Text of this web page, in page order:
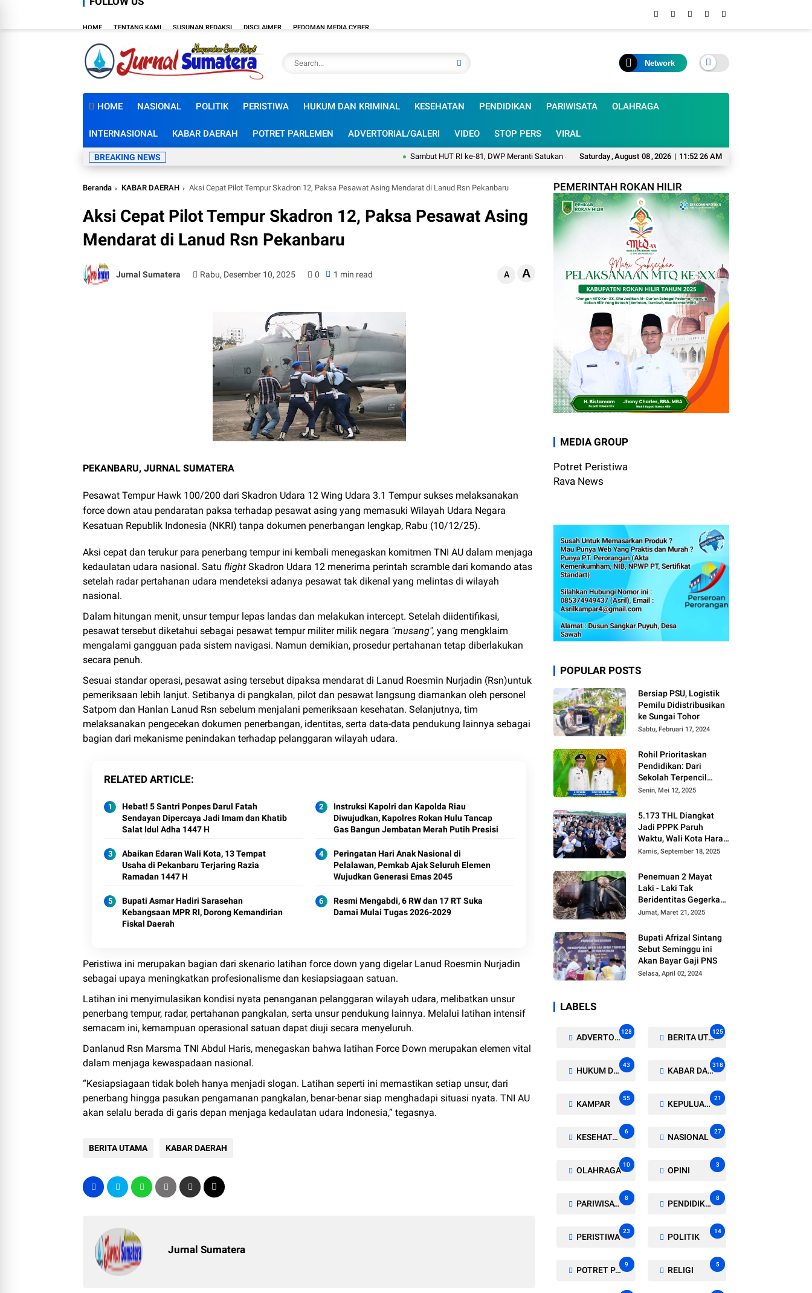
HOME TENTANG KAMI SUSUNAN REDAKSI DISCLAIMER PEDOMAN MEDIA CYBER
Network
HOME NASIONAL POLITIK PERISTIWA HUKUM DAN KRIMINAL KESEHATAN PENDIDIKAN PARIWISATA OLAHRAGA
INTERNASIONAL KABAR DAERAH POTRET PARLEMEN ADVERTORIAL/GALERI VIDEO STOP PERS VIRAL
Saturday,August 08,2026 | 11:52 27 AM
BREAKING NEWS Sambut HUT RI ke-81, DWP Meranti Satukan Semangat Ibu-Ibu OPD Lewat Senam dan Perlombaan
Beranda KABAR DAERAH Aksi Cepat Pilot Tempur Skadron 12, Paksa Pesawat Asing Mendarat di Lanud Rsn Pekanbaru
Aksi Cepat Pilot Tempur Skadron 12, Paksa Pesawat Asing
Mendarat di Lanud Rsn Pekanbaru
Jurnal Sumatera Rabu, Desember 10, 2025 0 1 min read A A
PEKANBARU, JURNAL SUMATERA
Pesawat Tempur Hawk 100/200 dari Skadron Udara 12 Wing Udara 3.1 Tempur sukses melaksanakan
force down atau pendaratan paksa terhadap pesawat asing yang memasuki Wilayah Udara Negara
Kesatuan Republik Indonesia (NKRI) tanpa dokumen penerbangan lengkap, Rabu (10/12/25).
Aksi cepat dan terukur para penerbang tempur ini kembali menegaskan komitmen TNI AU dalam menjaga
kedaulatan udara nasional. Satu flight Skadron Udara 12 menerima perintah scramble dari komando atas
setelah radar pertahanan udara mendeteksi adanya pesawat tak dikenal yang melintas di wilayah
nasional.
Dalam hitungan menit, unsur tempur lepas landas dan melakukan intercept. Setelah diidentifikasi,
pesawat tersebut diketahui sebagai pesawat tempur militer milik negara "musang", yang mengklaim
mengalami gangguan pada sistem navigasi. Namun demikian, prosedur pertahanan tetap diberlakukan
secara penuh.
Sesuai standar operasi, pesawat asing tersebut dipaksa mendarat di Lanud Roesmin Nurjadin (Rsn)untuk
pemeriksaan lebih lanjut. Setibanya di pangkalan, pilot dan pesawat langsung diamankan oleh personel
Satpom dan Hanlan Lanud Rsn sebelum menjalani pemeriksaan kesehatan. Selanjutnya, tim
melaksanakan pengecekan dokumen penerbangan, identitas, serta data-data pendukung lainnya sebagai
bagian dari mekanisme penindakan terhadap pelanggaran wilayah udara.
RELATED ARTICLE
Hebat! 5 Santri Ponpes Darul Fatah
Sendayan Dipercaya Jadi Imam dan Khatib
Salat Idul Adha 1447 H
Instruksi Kapolri dan Kapolda Riau
Diwujudkan, Kapolres Rokan Hulu Tancap
Gas Bangun Jembatan Merah Putih Presisi
Abaikan Edaran Wali Kota, 13 Tempat
Usaha di Pekanbaru Terjaring Razia
Ramadan 1447 H
Peringatan Hari Anak Nasional di
Pelalawan, Pemkab Ajak Seluruh Elemen
Wujudkan Generasi Emas 2045
Bupati Asmar Hadiri Sarasehan
Kebangsaan MPR RI, Dorong Kemandirian
Fiskal Daerah
Resmi Mengabdi, 6 RW dan 17 RT Suka
Damai Mulai Tugas 2026-2029
Peristiwa ini merupakan bagian dari skenario latihan force down yang digelar Lanud Roesmin Nurjadin
sebagai upaya meningkatkan profesionalisme dan kesiapsiagaan satuan.
Latihan ini menyimulasikan kondisi nyata penanganan pelanggaran wilayah udara, melibatkan unsur
penerbang tempur, radar, pertahanan pangkalan, serta unsur pendukung lainnya. Melalui latihan intensif
semacam ini, kemampuan operasional satuan dapat diuji secara menyeluruh.
Danlanud Rsn Marsma TNI Abdul Haris, menegaskan bahwa latihan Force Down merupakan elemen vital
dalam menjaga kewaspadaan nasional.
“Kesiapsiagaan tidak boleh hanya menjadi slogan. Latihan seperti ini memastikan setiap unsur, dari
penerbang hingga pasukan pengamanan pangkalan, benar-benar siap menghadapi situasi nyata. TNI AU
akan selalu berada di garis depan menjaga kedaulatan udara Indonesia,” tegasnya.
BERITA UTAMA KABAR DAERAH
Jurnal Sumatera
PEMERINTAH ROKAN HILIR
MEDIA GROUP
Potret Peristiwa
Rava News
POPULAR POSTS
Bersiap PSU, Logistik
Pemilu Didistribusikan
ke Sungai Tohor
Sabtu, Februari 17, 2024
Rohil Prioritaskan
Pendidikan: Dari
Sekolah Terpencil
hingga Beasiswa
Senin, Mei 12, 2025
5.173 THL Diangkat
Jadi PPPK Paruh
Waktu, Wali Kota Harap
Ada Regulasi Baru
Kamis, September 18, 2025
Penemuan 2 Mayat
Laki - Laki Tak
Beridentitas Gegerkan
Warga Rohil
Jumat, Maret 21, 2025
Bupati Afrizal Sintang
Sebut Seminggu ini
Akan Bayar Gaji PNS
Selasa, April 02, 2024
LABELS
ADVERTORIAL/GALERI
128
BERITA UTAMA
125
HUKUM DAN KRIMINAL
43
KABAR DAERAH
318
KAMPAR
55
KEPULUAN MERANTI
21
KESEHATAN
6
NASIONAL
27
OLAHRAGA
10
OPINI
3
PARIWISATA
8
PENDIDIKAN
8
PERISTIWA
23
POLITIK
14
POTRET PARLEMEN
9
RELIGI
5